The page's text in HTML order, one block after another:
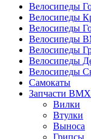
Велосипеды
Велосипеды
Велосипеды
Велосипеды
Велосипеды
Велосипеды
Велосипеды
Самокаты
Запчасти BMX
Вилки
Втулки
Выноса
Грипсы